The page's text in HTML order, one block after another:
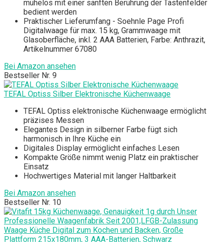
mühelos mit einer sanften Berührung der Tastenfelder
bedient werden
Praktischer Lieferumfang - Soehnle Page Profi
Digitalwaage für max. 15 kg, Grammwaage mit
Glasoberfläche, inkl. 2 AAA Batterien, Farbe: Anthrazit,
Artikelnummer 67080
Bei Amazon ansehen
Bestseller Nr. 9
TEFAL Optiss Silber Elektronische Küchenwaage
TEFAL Optiss elektronische Küchenwaage ermöglicht
präzises Messen
Elegantes Design in silberner Farbe fügt sich
harmonisch in Ihre Küche ein
Digitales Display ermöglicht einfaches Lesen
Kompakte Größe nimmt wenig Platz ein praktischer
Einsatz
Hochwertiges Material mit langer Haltbarkeit
Bei Amazon ansehen
Bestseller Nr. 10